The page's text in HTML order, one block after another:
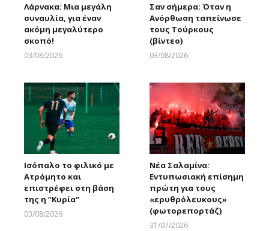
Λάρνακα: Μια μεγάλη
συναυλία, για έναν
ακόμη μεγαλύτερο
σκοπό!
03/08/2026
Σαν σήμερα: Όταν η
Ανόρθωση ταπείνωσε
τους Τούρκους
(βίντεο)
03/08/2026
Ισόπαλο το φιλικό με
Ατρόμητο και
επιστρέφει στη βάση
της η “Κυρία”
03/08/2026
Νέα Σαλαμίνα:
Εντυπωσιακή επίσημη
πρώτη για τους
«ερυθρόλευκους»
(φωτορεπορτάζ)
31/07/2026